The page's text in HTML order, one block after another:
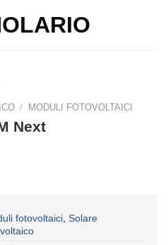
/ MODULI FOTOVOLTAICI
Next
fotovoltaici, Solare